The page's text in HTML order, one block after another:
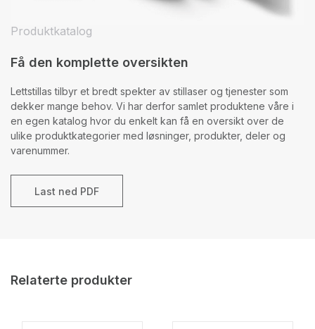
Produktkatalog
Få den komplette oversikten
Lettstillas tilbyr et bredt spekter av stillaser og tjenester som
dekker mange behov. Vi har derfor samlet produktene våre i
en egen katalog hvor du enkelt kan få en oversikt over de
ulike produktkategorier med løsninger, produkter, deler og
varenummer.
Last ned PDF
Relaterte produkter